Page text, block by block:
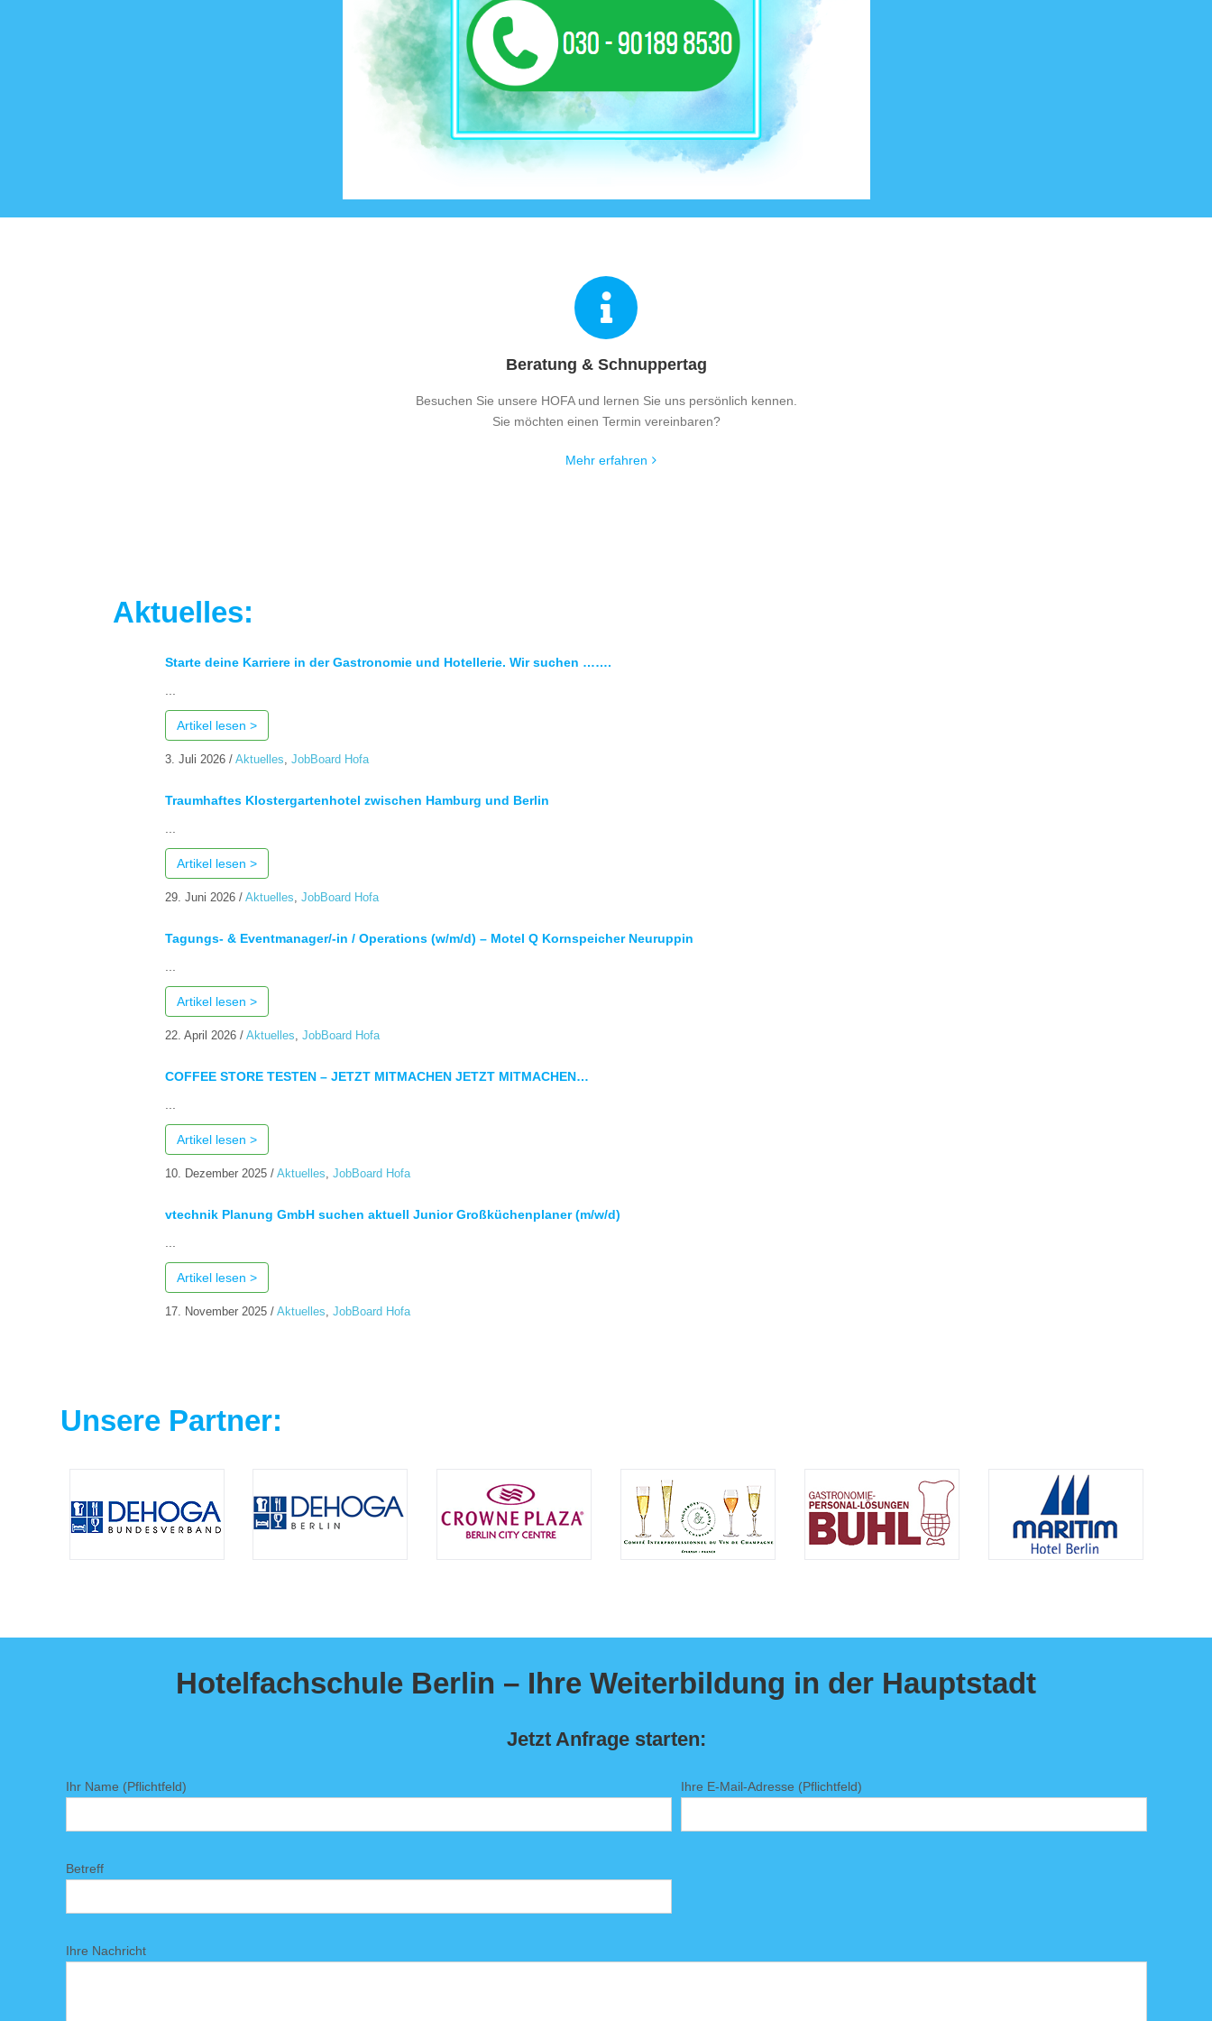
Beratung & Schnuppertag
Besuchen Sie unsere HOFA und lernen Sie uns persönlich kennen.
Sie möchten einen Termin vereinbaren?
Mehr erfahren
Aktuelles:
Starte deine Karriere in der Gastronomie und Hotellerie. Wir suchen …….
Artikel lesen >
3. Juli 2026/ Aktuelles JobBoard Hofa
Traumhaftes Klostergartenhotel zwischen Hamburg und Berlin
Artikel lesen >
29. Juni 2026/ Aktuelles JobBoard Hofa
Tagungs- & Eventmanager/-in / Operations (w/m/d) – Motel Q Kornspeicher Neuruppin
Artikel lesen >
22. April 2026/ Aktuelles JobBoard Hofa
COFFEE STORE TESTEN – JETZT MITMACHEN JETZT MITMACHEN…
Artikel lesen >
10. Dezember 2025/ Aktuelles JobBoard Hofa
vtechnik Planung GmbH suchen aktuell Junior Großküchenplaner (m/w/d)
Artikel lesen >
17. November 2025/ Aktuelles JobBoard Hofa
Unsere Partner:
Hotelfachschule Berlin – Ihre Weiterbildung in der Hauptstadt
Jetzt Anfrage starten:
Ihr Name (Pflichtfeld) Ihre E-Mail-Adresse (Pflichtfeld)
Betreff
Ihre Nachricht